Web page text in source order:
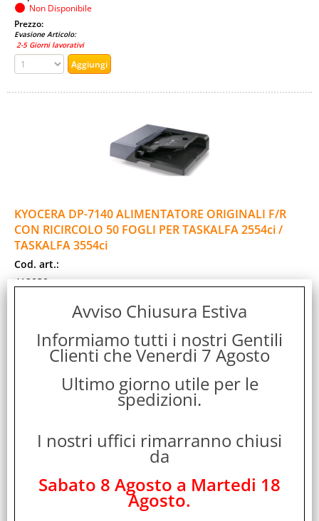
Non Disponibile
Prezzo:
Evasione Articolo:
2-5 Giorni lavorativi
KYOCERA DP-7140 ALIMENTATORE ORIGINALI F/R
CON RICIRCOLO 50 FOGLI PER TASKALFA 2554ci /
TASKALFA 3554ci
Cod. art.:
412030
Garanzia:
0632983063194
Kyocera DP-7140
Prezzo:
Avviso Chiusura Estiva
Informiamo tutti i nostri Gentili
Clienti che Venerdi 7 Agosto
Ultimo giorno utile per le
spedizioni.
I nostri uffici rimarranno chiusi
da
Sabato 8 Agosto a Martedi 18
Agosto.